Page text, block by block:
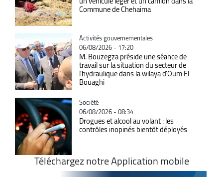
Commune de Chehaima
Catégorie
Activités gouvernementales
06/08/2026 - 17:20
M. Bouzegza préside une séance de
travail sur la situation du secteur de
l’hydraulique dans la wilaya d’Oum El
Bouaghi
Catégorie
Société
06/08/2026 - 08:34
Drogues et alcool au volant : les
contrôles inopinés bientôt déployés
Téléchargez notre Application mobile